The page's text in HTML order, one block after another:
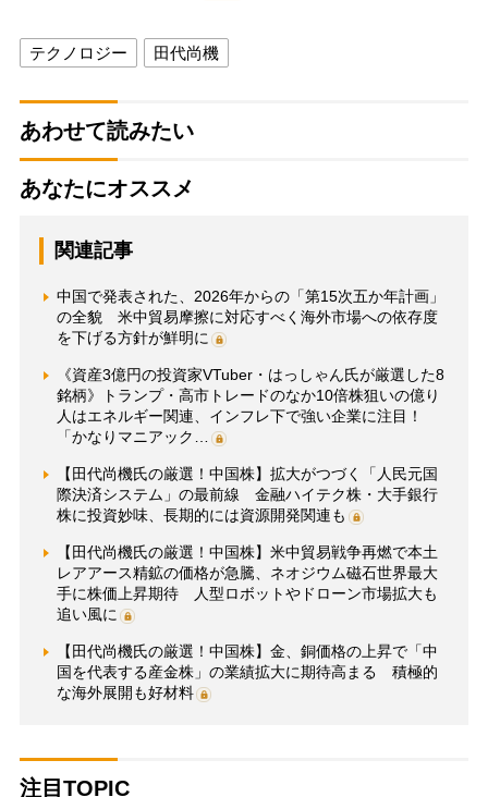
テクノロジー 田代尚機
あわせて読みたい
あなたにオススメ
関連記事
中国で発表された、2026年からの「第15次五か年計画」
の全貌 米中貿易摩擦に対応すべく海外市場への依存度
を下げる方針が鮮明に
《資産3億円の投資家VTuber・はっしゃん氏が厳選した8
銘柄》トランプ・高市トレードのなか10倍株狙いの億り
人はエネルギー関連、インフレ下で強い企業に注目！
「かなりマニアック…
【田代尚機氏の厳選！中国株】拡大がつづく「人民元国
際決済システム」の最前線 金融ハイテク株・大手銀行
株に投資妙味、長期的には資源開発関連も
【田代尚機氏の厳選！中国株】米中貿易戦争再燃で本土
レアアース精鉱の価格が急騰、ネオジウム磁石世界最大
手に株価上昇期待 人型ロボットやドローン市場拡大も
追い風に
【田代尚機氏の厳選！中国株】金、銅価格の上昇で「中
国を代表する産金株」の業績拡大に期待高まる 積極的
な海外展開も好材料
注目TOPIC